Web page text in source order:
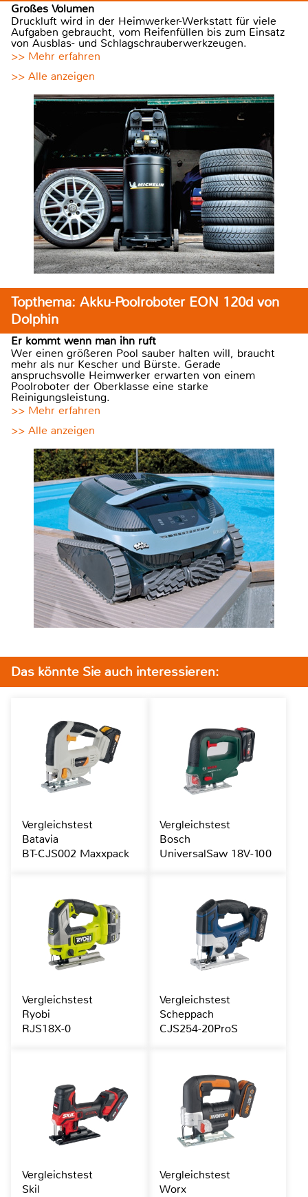
Großes Volumen
Druckluft wird in der Heimwerker-Werkstatt für viele
Aufgaben gebraucht, vom Reifenfüllen bis zum Einsatz
von Ausblas- und Schlagschrauberwerkzeugen.
>> Mehr erfahren
>> Alle anzeigen
Topthema: Akku-Poolroboter EON 120d von
Dolphin
Er kommt wenn man ihn ruft
Wer einen größeren Pool sauber halten will, braucht
mehr als nur Kescher und Bürste. Gerade
anspruchsvolle Heimwerker erwarten von einem
Poolroboter der Oberklasse eine starke
Reinigungsleistung.
>> Mehr erfahren
>> Alle anzeigen
Das könnte Sie auch interessieren:
Vergleichstest
Batavia
BT-CJS002 Maxxpack
Vergleichstest
Bosch
UniversalSaw 18V-100
Vergleichstest
Ryobi
RJS18X-0
Vergleichstest
Scheppach
CJS254-20ProS
Vergleichstest
Skil
Vergleichstest
Worx